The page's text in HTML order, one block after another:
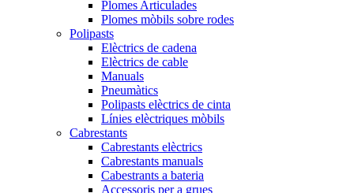
Plomes Articulades
Plomes mòbils sobre rodes
Polipasts
Elèctrics de cadena
Elèctrics de cable
Manuals
Pneumàtics
Polipasts elèctrics de cinta
Línies elèctriques mòbils
Cabrestants
Cabrestants elèctrics
Cabrestants manuals
Cabestrants a bateria
Accessoris per a grues